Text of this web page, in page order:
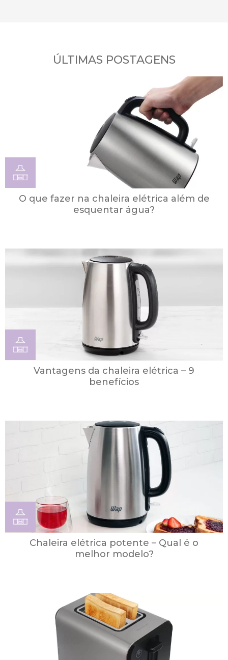
ÚLTIMAS POSTAGENS
O que fazer na chaleira elétrica além de
esquentar água?
Vantagens da chaleira elétrica – 9
benefícios
Chaleira elétrica potente – Qual é o
melhor modelo?